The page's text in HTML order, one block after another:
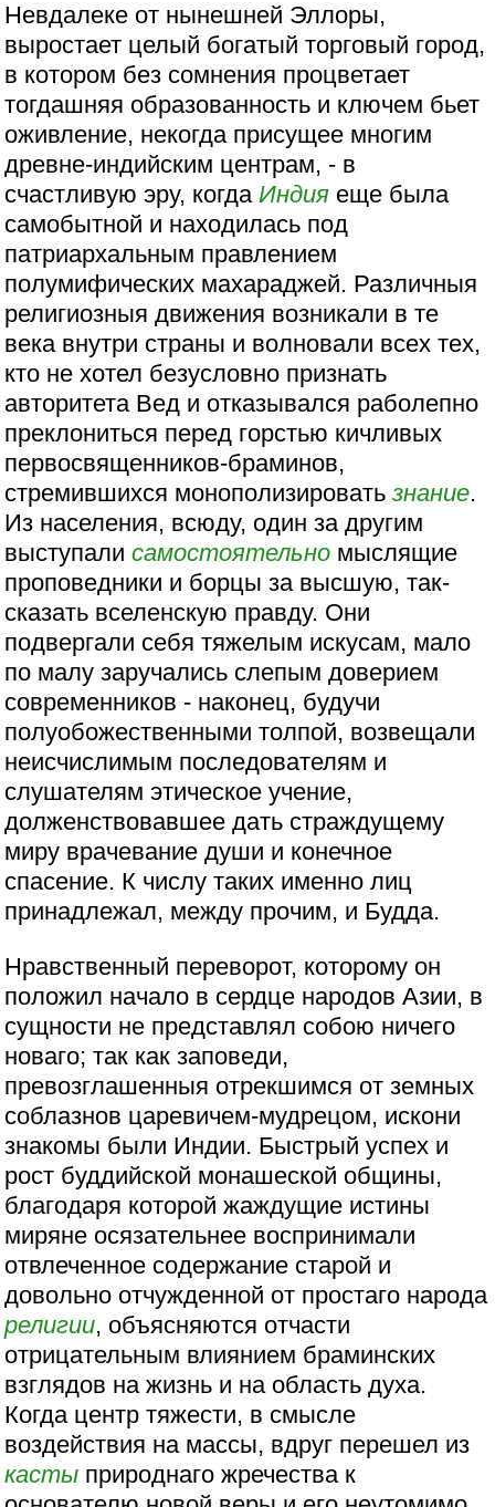
Невдалеке от нынешней Эллоры,
выростает целый богатый торговый город,
в котором без сомнения процветает
тогдашняя образованность и ключем бьет
оживление, некогда присущее многим
древне-индийским центрам, - в
счастливую эру, когдаИндия еще была
самобытной и находилась под
патриархальным правлением
полумифических махараджей. Различныя
религиозныя движения возникали в те
века внутри страны и волновали всех тех,
кто не хотел безусловно признать
авторитета Вед и отказывался раболепно
преклониться перед горстью кичливых
первосвященников-браминов,
стремившихся монополизироватьзнание.
Из населения, всюду, один за другим
выступалисамостоятельно мыслящие
проповедники и борцы за высшую, так-
сказать вселенскую правду. Они
подвергали себя тяжелым искусам, мало
по малу заручались слепым доверием
современников - наконец, будучи
полуобожественными толпой, возвещали
неисчислимым последователям и
слушателям этическое учение,
долженствовавшее дать страждущему
миру врачевание души и конечное
спасение. К числу таких именно лиц
принадлежал, между прочим, и Будда.
Нравственный переворот, которому он
положил начало в сердце народов Азии, в
сущности не представлял собою ничего
новаго; так как заповеди,
превозглашенныя отрекшимся от земных
соблазнов царевичем-мудрецом, искони
знакомы были Индии. Быстрый успех и
рост буддийской монашеской общины,
благодаря которой жаждущие истины
миряне осязательнее воспринимали
отвлеченное содержание старой и
довольно отчужденной от простаго народа
религии, объясняются отчасти
отрицательным влиянием браминских
взглядов на жизнь и на область духа.
Когда центр тяжести, в смысле
воздействия на массы, вдруг перешел из
касты природнаго жречества к